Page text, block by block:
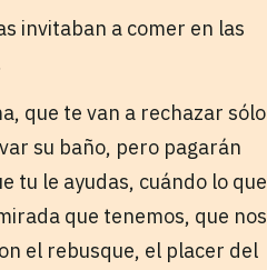
invitaban a comer en las
que te van a rechazar sólo
su baño, pero pagarán
tu le ayudas, cuándo lo que
que tenemos, que nos
el rebusque, el placer del